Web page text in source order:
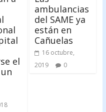
el
ambulancias
del SAME ya
están en
Cañuelas
16 octubre,
2019
0